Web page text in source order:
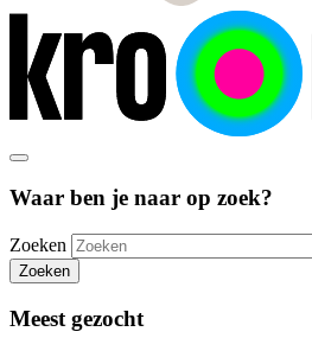
Waar ben je naar op zoek?
Zoeken
Zoeken
Meest gezocht